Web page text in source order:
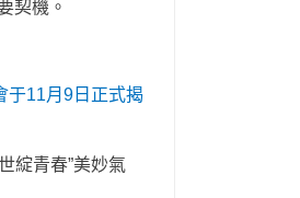
契機。
于11月9日正式揭
綻青春”美妙氣